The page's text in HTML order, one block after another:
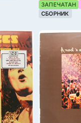
ЗАПЕЧАТАН
СБОРНИК